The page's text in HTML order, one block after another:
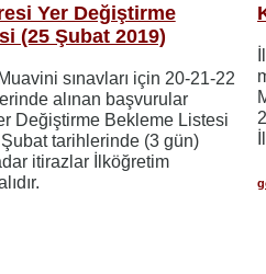
Yer Değiştirme
(25 Şubat 2019)
sınavları için 20-21-22
alınan başvurular
Değiştirme Bekleme Listesi
tarihlerinde (3 gün)
itirazlar İlköğretim